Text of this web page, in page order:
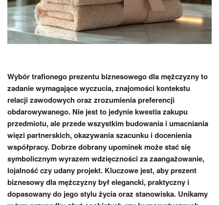
Wybór trafionego prezentu biznesowego dla mężczyzny to
zadanie wymagające wyczucia, znajomości kontekstu
relacji zawodowych oraz zrozumienia preferencji
obdarowywanego. Nie jest to jedynie kwestia zakupu
przedmiotu, ale przede wszystkim budowania i umacniania
więzi partnerskich, okazywania szacunku i docenienia
współpracy. Dobrze dobrany upominek może stać się
symbolicznym wyrazem wdzięczności za zaangażowanie,
lojalność czy udany projekt. Kluczowe jest, aby prezent
biznesowy dla mężczyzny był elegancki, praktyczny i
dopasowany do jego stylu życia oraz stanowiska. Unikamy